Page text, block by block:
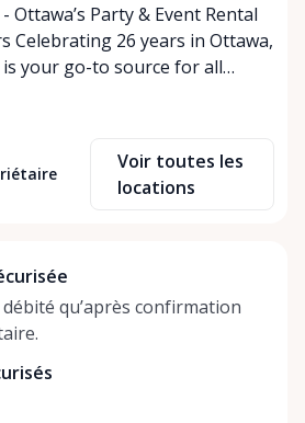
Ottawa’s Party & Event Rental
is your go-to source for all
proud to be a
expanding our offerings
we believe in the power of
the chance to rent out their
more for less while making a
By choosing to
we’re all doing our part to
Voir toutes les
locations
qu’après confirmation